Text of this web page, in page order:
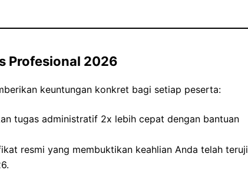
Profesional 2026
keuntungan konkret bagi setiap peserta:
tugas administratif 2x lebih cepat dengan bantuan
resmi yang membuktikan keahlian Anda telah teruji